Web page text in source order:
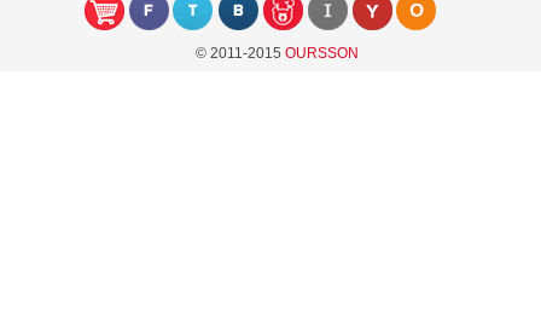
© 2011-2015 OURSSON